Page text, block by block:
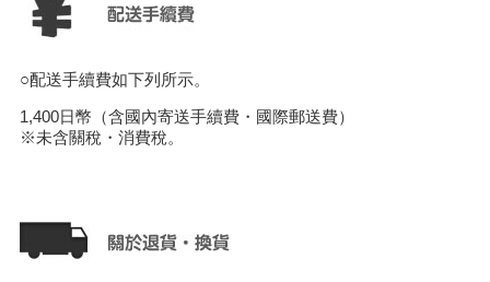
○配送手續費如下列所示。
1,400日幣（含國內寄送手續費・國際郵送費）
※未含關稅・消費稅。